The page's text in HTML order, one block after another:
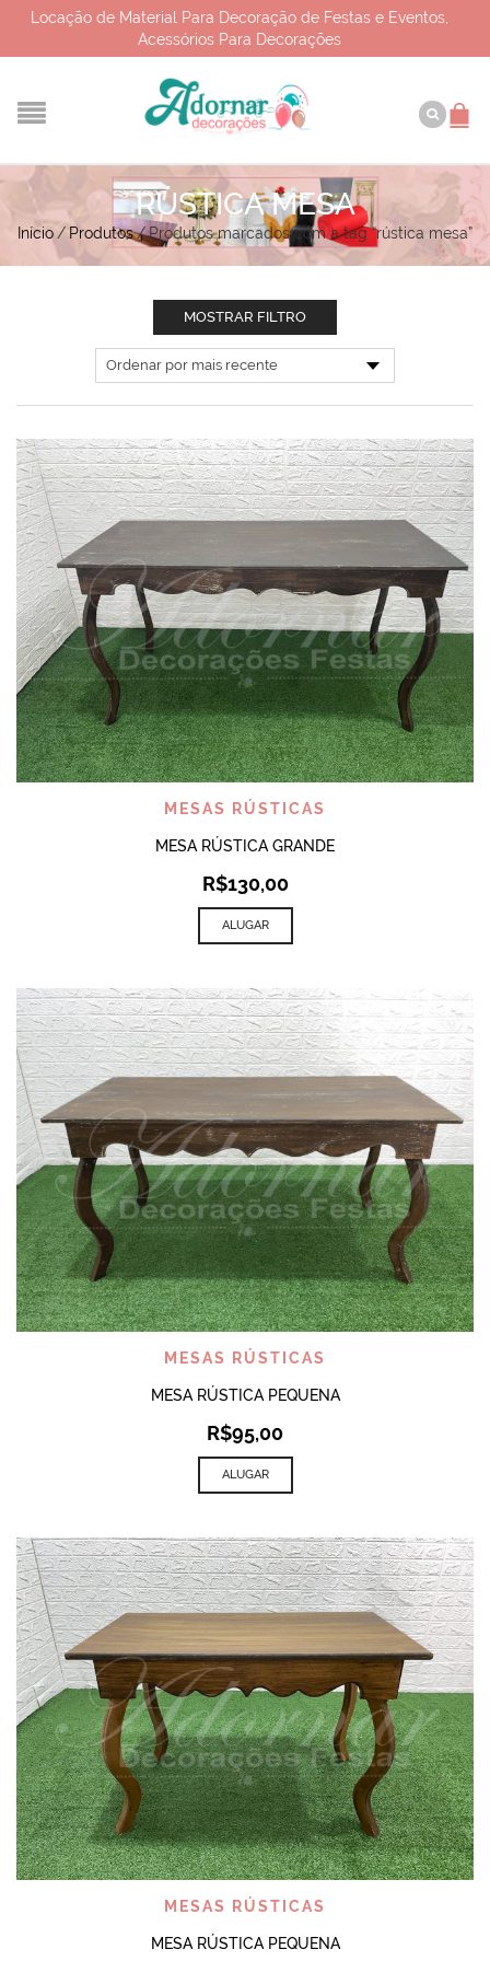
Locação de Material Para Decoração de Festas e Eventos,
Acessórios Para Decorações
RÚSTICA MESA
Início/ Produtos/Produtos marcados com a tag “rústica mesa”
MOSTRAR FILTRO
MESAS RÚSTICAS
MESA RÚSTICA GRANDE
R$130,00
ALUGAR
MESAS RÚSTICAS
MESA RÚSTICA PEQUENA
R$95,00
ALUGAR
MESAS RÚSTICAS
MESA RÚSTICA PEQUENA